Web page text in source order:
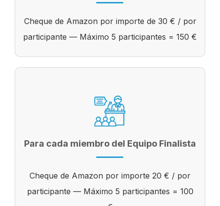
Cheque de Amazon por importe de 30 € / por
participante — Máximo 5 participantes = 150 €
Para cada miembro del Equipo Finalista
Cheque de Amazon por importe 20 € / por
participante — Máximo 5 participantes = 100